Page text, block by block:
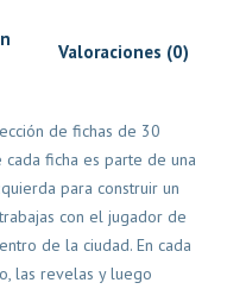
Valoraciones (0)
de fichas de 30
ficha es parte de una
para construir un
con el jugador de
de la ciudad. En cada
las revelas y luego